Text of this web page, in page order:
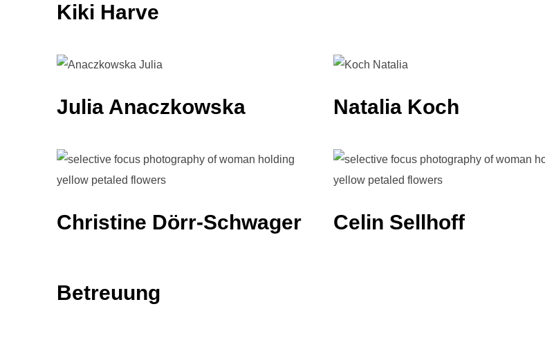
Kiki Harve
Julia Anaczkowska Natalia Koch
Christine Dörr-Schwager Celin Sellhoff
Betreuung